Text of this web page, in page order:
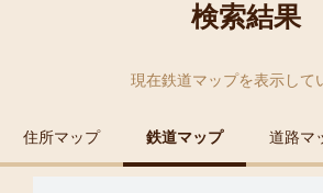
検索結果
現在鉄道マップを表示して
住所マップ 鉄道マップ 道路マ